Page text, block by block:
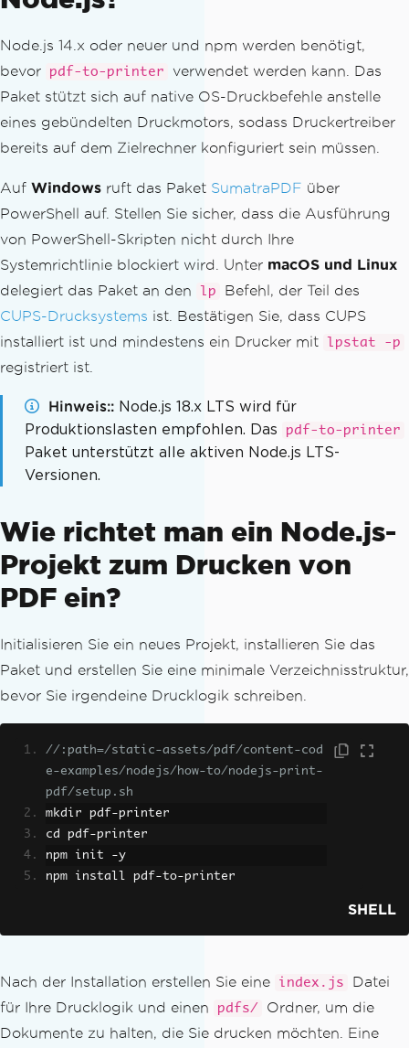
Node.js 14.x oder neuer und npm werden benötigt,
bevor
pdf-to-printer
verwendet werden kann. Das
Paket stützt sich auf native OS-Druckbefehle anstelle
eines gebündelten Druckmotors, sodass Druckertreiber
bereits auf dem Zielrechner konfiguriert sein müssen.
Auf Windows ruft das Paket SumatraPDF über
PowerShell auf. Stellen Sie sicher, dass die Ausführung
von PowerShell-Skripten nicht durch Ihre
Systemrichtlinie blockiert wird. Unter macOS und Linux
delegiert das Paket an den
lp
Befehl, der Teil des
CUPS-Drucksystems ist. Bestätigen Sie, dass CUPS
installiert ist und mindestens ein Drucker mit
lpstat -p
registriert ist.
Hinweis: Node.js 18.x LTS wird für
Produktionslasten empfohlen. Das
pdf-to-printer
Paket unterstützt alle aktiven Node.js LTS-
Versionen.
Wie richtet man ein Node.js-
Projekt zum Drucken von
PDF ein?
Initialisieren Sie ein neues Projekt, installieren Sie das
Paket und erstellen Sie eine minimale Verzeichnisstruktur,
bevor Sie irgendeine Drucklogik schreiben.
//:path=/static-assets/pdf/content-cod
e-examples/nodejs/how-to/nodejs-print-
pdf/setup.sh
mkdir pdf-printer
cd pdf-printer
npm init -y
npm install pdf-to-printer
SHELL
Nach der Installation erstellen Sie eine index.js
Datei
für Ihre Drucklogik und einen
pdfs/
Ordner, um die
Dokumente zu halten, die Sie drucken möchten. Eine